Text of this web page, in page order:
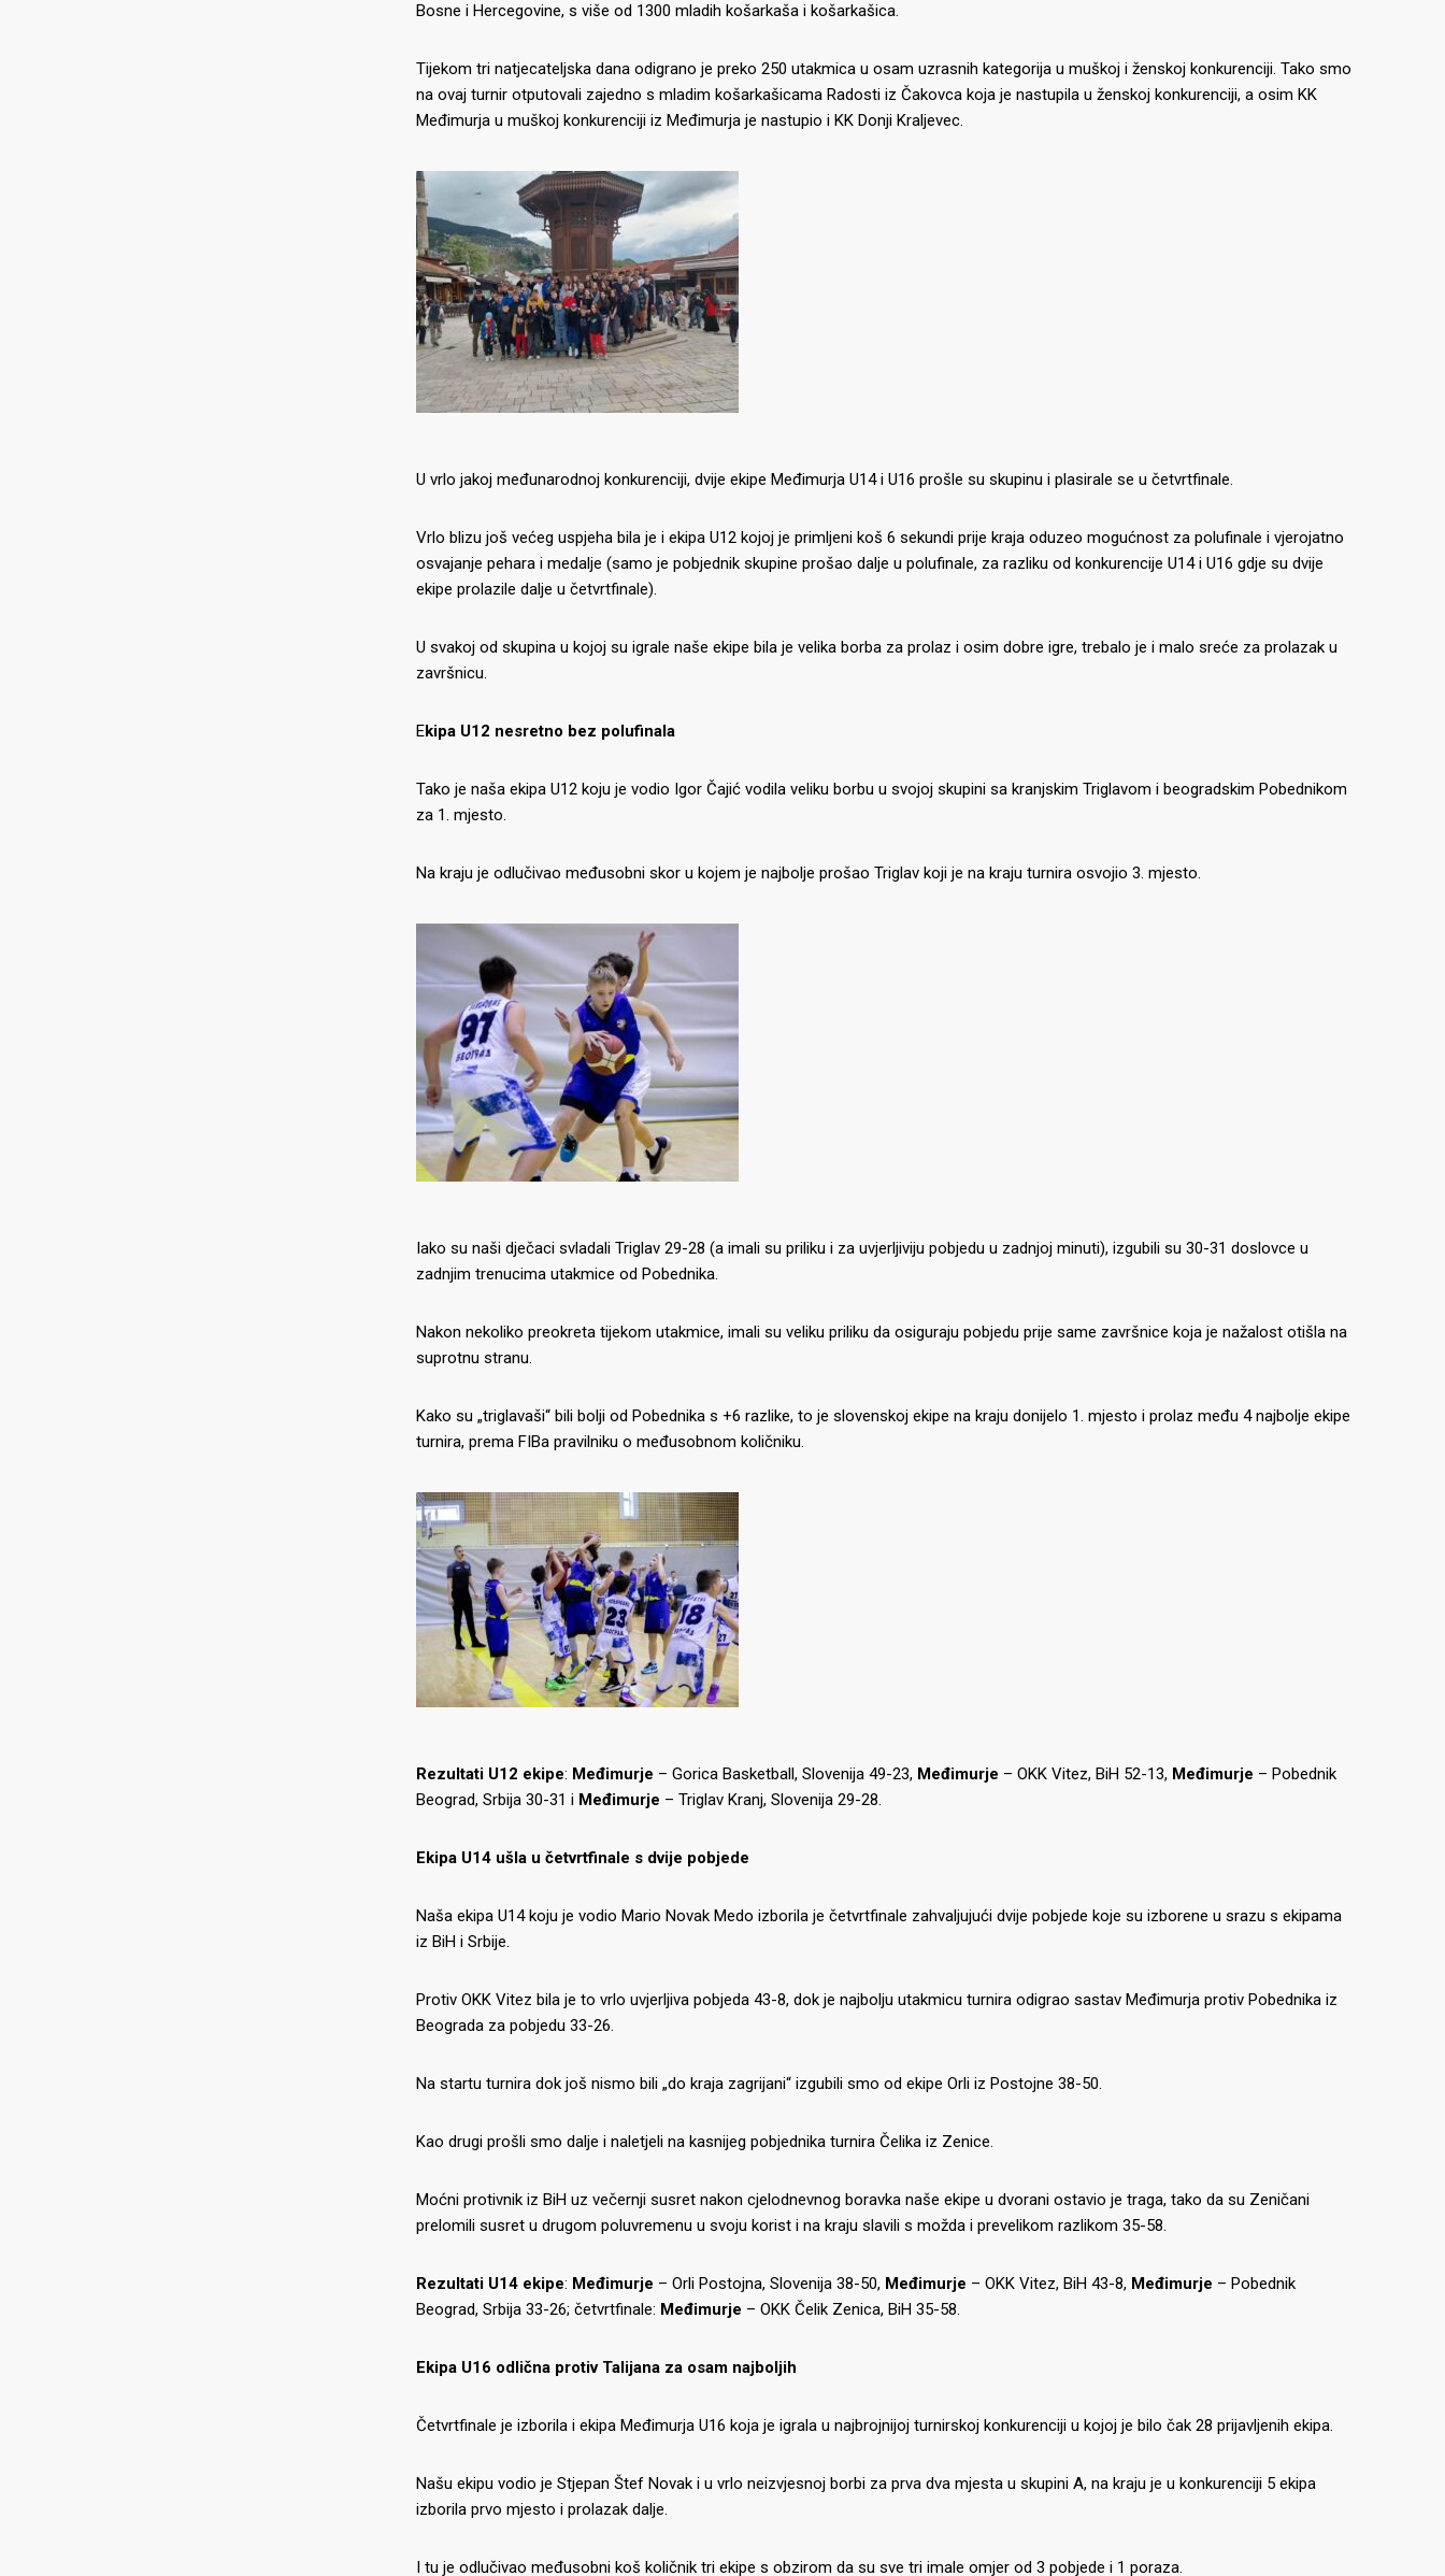
Bosne i Hercegovine, s više od 1300 mladih košarkaša i košarkašica.
Tijekom tri natjecateljska dana odigrano je preko 250 utakmica u osam uzrasnih kategorija u muškoj i ženskoj konkurenciji. Tako smo
na ovaj turnir otputovali zajedno s mladim košarkašicama Radosti iz Čakovca koja je nastupila u ženskoj konkurenciji, a osim KK
Međimurja u muškoj konkurenciji iz Međimurja je nastupio i KK Donji Kraljevec.
U vrlo jakoj međunarodnoj konkurenciji, dvije ekipe Međimurja U14 i U16 prošle su skupinu i plasirale se u četvrtfinale.
Vrlo blizu još većeg uspjeha bila je i ekipa U12 kojoj je primljeni koš 6 sekundi prije kraja oduzeo mogućnost za polufinale i vjerojatno
osvajanje pehara i medalje (samo je pobjednik skupine prošao dalje u polufinale, za razliku od konkurencije U14 i U16 gdje su dvije
ekipe prolazile dalje u četvrtfinale).
U svakoj od skupina u kojoj su igrale naše ekipe bila je velika borba za prolaz i osim dobre igre, trebalo je i malo sreće za prolazak u
završnicu.
Ekipa U12 nesretno bez polufinala
Tako je naša ekipa U12 koju je vodio Igor Čajić vodila veliku borbu u svojoj skupini sa kranjskim Triglavom i beogradskim Pobednikom
za 1. mjesto.
Na kraju je odlučivao međusobni skor u kojem je najbolje prošao Triglav koji je na kraju turnira osvojio 3. mjesto.
Iako su naši dječaci svladali Triglav 29-28 (a imali su priliku i za uvjerljiviju pobjedu u zadnjoj minuti), izgubili su 30-31 doslovce u
zadnjim trenucima utakmice od Pobednika.
Nakon nekoliko preokreta tijekom utakmice, imali su veliku priliku da osiguraju pobjedu prije same završnice koja je nažalost otišla na
suprotnu stranu.
Kako su „triglavaši“ bili bolji od Pobednika s +6 razlike, to je slovenskoj ekipe na kraju donijelo 1. mjesto i prolaz među 4 najbolje ekipe
turnira, prema FIBa pravilniku o međusobnom količniku.
Rezultati U12 ekipe: Međimurje – Gorica Basketball, Slovenija 49-23, Međimurje – OKK Vitez, BiH 52-13, Međimurje – Pobednik
Beograd, Srbija 30-31 i Međimurje – Triglav Kranj, Slovenija 29-28.
Ekipa U14 ušla u četvrtfinale s dvije pobjede
Naša ekipa U14 koju je vodio Mario Novak Medo izborila je četvrtfinale zahvaljujući dvije pobjede koje su izborene u srazu s ekipama
iz BiH i Srbije.
Protiv OKK Vitez bila je to vrlo uvjerljiva pobjeda 43-8, dok je najbolju utakmicu turnira odigrao sastav Međimurja protiv Pobednika iz
Beograda za pobjedu 33-26.
Na startu turnira dok još nismo bili „do kraja zagrijani“ izgubili smo od ekipe Orli iz Postojne 38-50.
Kao drugi prošli smo dalje i naletjeli na kasnijeg pobjednika turnira Čelika iz Zenice.
Moćni protivnik iz BiH uz večernji susret nakon cjelodnevnog boravka naše ekipe u dvorani ostavio je traga, tako da su Zeničani
prelomili susret u drugom poluvremenu u svoju korist i na kraju slavili s možda i prevelikom razlikom 35-58.
Rezultati U14 ekipe: Međimurje – Orli Postojna, Slovenija 38-50, Međimurje – OKK Vitez, BiH 43-8, Međimurje – Pobednik
Beograd, Srbija 33-26; četvrtfinale: Međimurje – OKK Čelik Zenica, BiH 35-58.
Ekipa U16 odlična protiv Talijana za osam najboljih
Četvrtfinale je izborila i ekipa Međimurja U16 koja je igrala u najbrojnijoj turnirskoj konkurenciji u kojoj je bilo čak 28 prijavljenih ekipa.
Našu ekipu vodio je Stjepan Štef Novak i u vrlo neizvjesnoj borbi za prva dva mjesta u skupini A, na kraju je u konkurenciji 5 ekipa
izborila prvo mjesto i prolazak dalje.
I tu je odlučivao međusobni koš količnik tri ekipe s obzirom da su sve tri imale omjer od 3 pobjede i 1 poraza.